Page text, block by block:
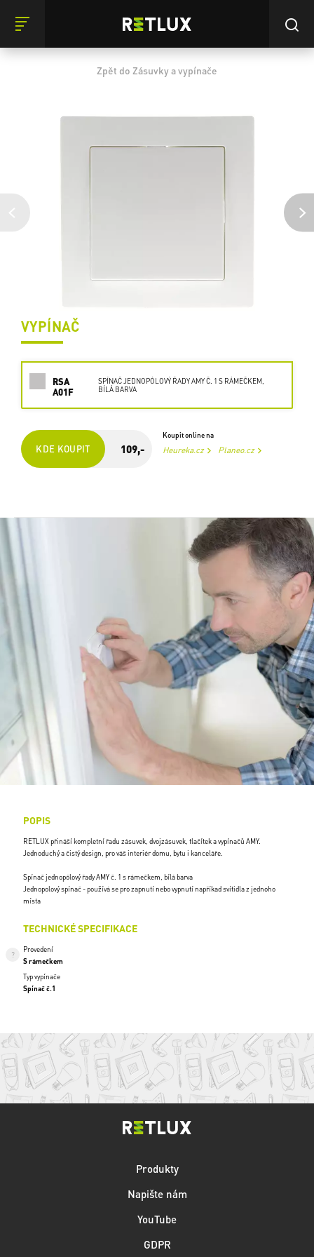
Zpět do Zásuvky a vypínače
VYPÍNAČ
RSA
A01F
SPÍNAČ JEDNOPÓLOVÝ ŘADY AMY Č. 1 S RÁMEČKEM,
BÍLÁ BARVA
KDE KOUPIT 109,-
Koupit online na
Heureka.cz Planeo.cz
POPIS
RETLUX přináší kompletní řadu zásuvek, dvojzásuvek, tlačítek a vypínačů AMY.
Jednoduchý a čistý design, pro váš interiér domu, bytu i kanceláře.
Spínač jednopólový řady AMY č. 1 s rámečkem, bílá barva
Jednopolový spínač - používá se pro zapnutí nebo vypnutí napříkad svítidla z jednoho
místa
TECHNICKÉ SPECIFIKACE
Provedení
S rámečkem
Typ vypínače
Spínač č.1
Produkty
Napište nám
YouTube
GDPR